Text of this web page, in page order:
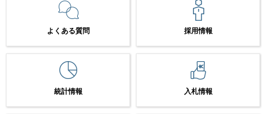
よくある質問 採用情報
統計情報 入札情報